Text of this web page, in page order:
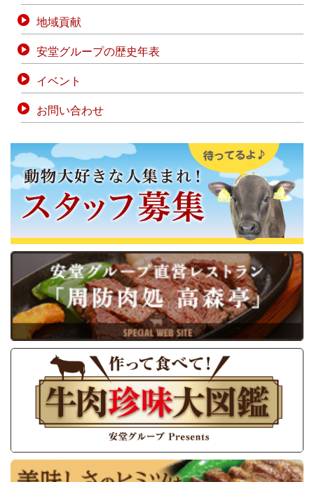
地域貢献
安堂グループの歴史年表
イベント
お問い合わせ